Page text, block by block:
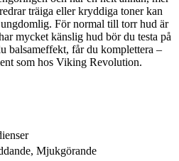
träiga eller kryddiga toner kan
För normal till torr hud är
mycket känslig hud bör du testa på
balsameffekt, får du komplettera –
som hos Viking Revolution.
Mjukgörande